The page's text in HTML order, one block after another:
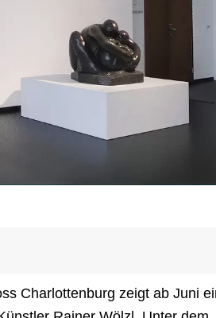
Charlottenburg zeigt ab Juni